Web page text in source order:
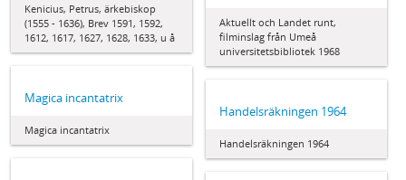
Kenicius, Petrus, ärkebiskop
(1555 - 1636), Brev 1591, 1592,
1612, 1617, 1627, 1628, 1633, u å
Aktuellt och Landet runt,
filminslag från Umeå
universitetsbibliotek 1968
Magica incantatrix
Magica incantatrix
Handelsräkningen 1964
Handelsräkningen 1964